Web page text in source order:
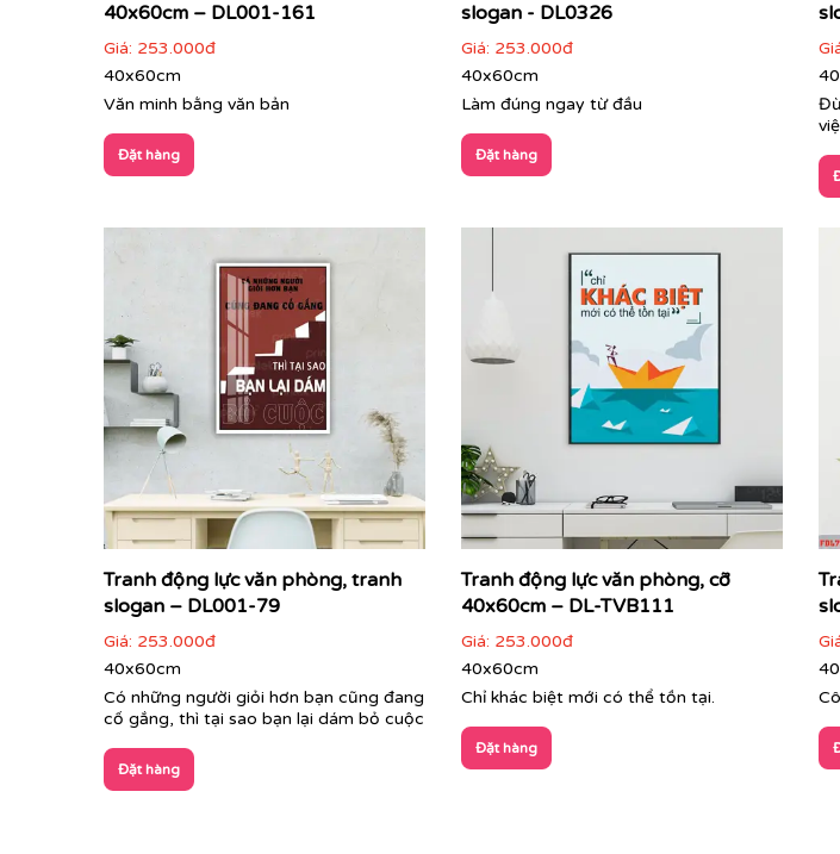
Cận cảnh tranh động lực
Tranh Văn Phòng:Đa dạng phong cách từ hiện đại, tối giản đến nghệ thuật sáng
tượng mạnh mẽ với đối tác, khách hàng ngay từ ánh nhìn đầu tiên, đồng thời
40x60cm – DL001-161
Giá: 253.000đ
40x60cm
Văn minh bằng văn bản
Đặt hàng
slogan - DL0326
Giá: 253.000đ
40x60cm
Làm đúng ngay từ đầu
Đặt hàng
Tranh động lực văn phòng, tranh
slogan – DL001-79
Giá: 253.000đ
40x60cm
Có những người giỏi hơn bạn cũng đang
cố gắng, thì tại sao bạn lại dám bỏ cuộc
Đặt hàng
Tranh động lực văn phòng, cỡ
40x60cm – DL-TVB111
Giá: 253.000đ
40x60cm
Chỉ khác biệt mới có thể tồn tại.
Đặt hàng